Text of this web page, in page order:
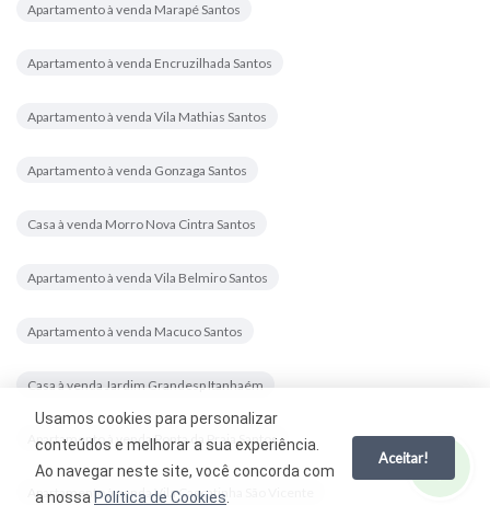
Apartamento à venda Marapé Santos
Apartamento à venda Encruzilhada Santos
Apartamento à venda Vila Mathias Santos
Apartamento à venda Gonzaga Santos
Casa à venda Morro Nova Cintra Santos
Apartamento à venda Vila Belmiro Santos
Apartamento à venda Macuco Santos
Casa à venda Jardim Grandesp Itanhaém
Apartamento à venda Ponta da Praia Santos
Apartamento à venda Vila Cascatinha São Vicente
Usamos cookies para personalizar
conteúdos e melhorar a sua experiência.
Ao navegar neste site, você concorda com
a nossa Política de Cookies
Aceitar!